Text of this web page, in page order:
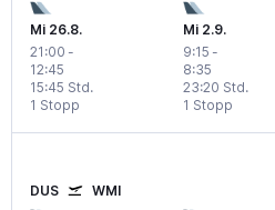
Mi 26.8.
21:00 -
12:45
1 Stopp
15:45 Std.
Mi 2.9.
9:15 -
8:35
1 Stopp
23:20 Std.
DUS WMI